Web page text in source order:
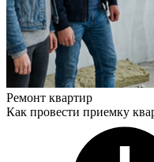
Ремонт квартир
Как провести приемку